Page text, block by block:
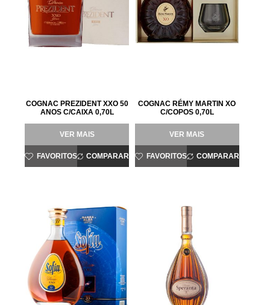
COGNAC PREZIDENT XXO 50
ANOS C/CAIXA 0,70L
VER MAIS
FAVORITOS COMPARAR
COGNAC RÉMY MARTIN XO
C/COPOS 0,70L
VER MAIS
FAVORITOS COMPARAR